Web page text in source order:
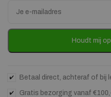
your
address
join
for
Houdt mij
Betaal direct, achteraf of bij
Gratis bezorging vanaf